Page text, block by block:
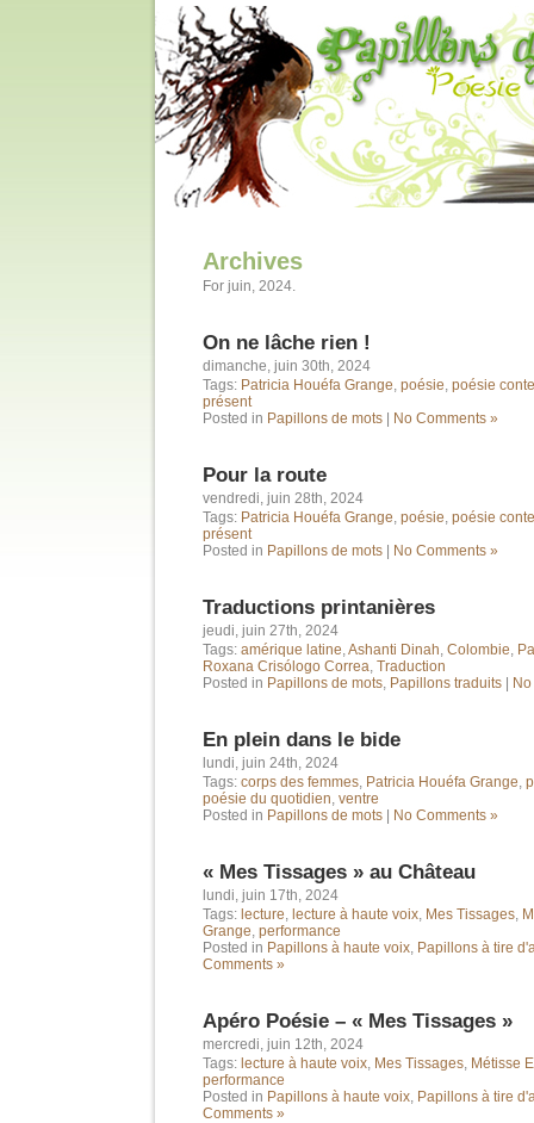
Archives
For juin, 2024.
On ne lâche rien !
dimanche, juin 30th, 2024
Tags: Patricia Houéfa Grange, poésie, poésie
présent
Posted in Papillons de mots No Comments »
Pour la route
vendredi, juin 28th, 2024
Tags: Patricia Houéfa Grange, poésie, poésie
présent
Posted in Papillons de mots No Comments »
Traductions printanières
jeudi, juin 27th, 2024
Tags: amérique latine,Ashanti Dinah, Colombie,
Roxana Crisólogo Correa, Traduction
Posted in Papillons de mots, Papillons traduits
En plein dans le bide
lundi, juin 24th, 2024
Tags: corps des femmes, Patricia Houéfa Grange,
poésie du quotidien, ventre
Posted in Papillons de mots No Comments »
« Mes Tissages » au Château
lundi, juin 17th, 2024
Tags: lecture, lecture à haute voix, Mes Tissages,
Grange, performance
Posted in Papillons à haute voix, Papillons à tire
Comments »
Apéro Poésie – « Mes Tissages »
mercredi, juin 12th, 2024
Tags: lecture à haute voix, Mes Tissages, Métisse
performance
Posted in Papillons à haute voix, Papillons à tire
Comments »